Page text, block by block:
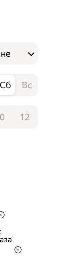
Сб Вс
12